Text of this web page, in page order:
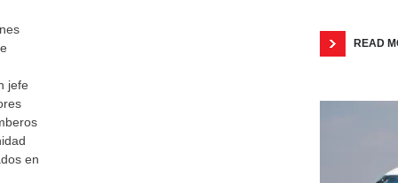
jefe
en
READ